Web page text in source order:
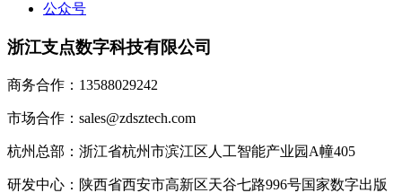
公众号
浙江支点数字科技有限公司
商务合作：13588029242
市场合作：sales@zdsztech.com
杭州总部：浙江省杭州市滨江区人工智能产业园A幢405
研发中心：陕西省西安市高新区天谷七路996号国家数字出版